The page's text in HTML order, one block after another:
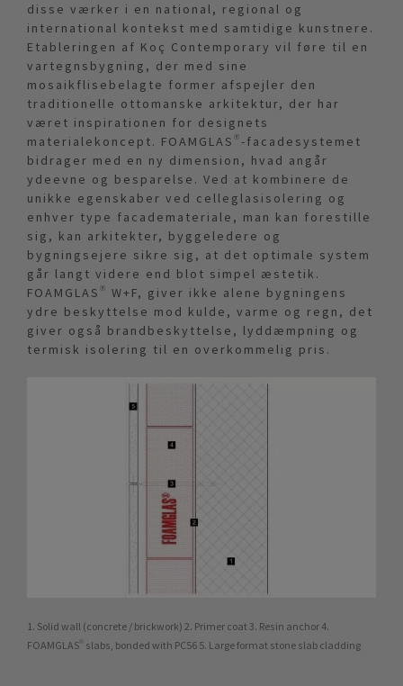
disse værker i en national, regional og
international kontekst med samtidige kunstnere.
Etableringen af Koç Contemporary vil føre til en
vartegnsbygning, der med sine
mosaikflisebelagte former afspejler den
traditionelle ottomanske arkitektur, der har
været inspirationen for designets
materialekoncept. FOAMGLAS®-facadesystemet
bidrager med en ny dimension, hvad angår
ydeevne og besparelse. Ved at kombinere de
unikke egenskaber ved celleglasisolering og
enhver type facademateriale, man kan forestille
sig, kan arkitekter, byggeledere og
bygningsejere sikre sig, at det optimale system
går langt videre end blot simpel æstetik.
FOAMGLAS® W+F, giver ikke alene bygningens
ydre beskyttelse mod kulde, varme og regn, det
giver også brandbeskyttelse, lyddæmpning og
termisk isolering til en overkommelig pris.
1. Solid wall (concrete / brickwork) 2. Primer coat 3. Resin anchor 4.
FOAMGLAS® slabs, bonded with PC56 5. Large format stone slab cladding